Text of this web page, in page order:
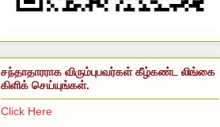
சந்தாதாரராக விரும்புபவர்கள் கீழ்கண்ட லிங்கை
கிளிக் செய்யுங்கள்.
Click Here